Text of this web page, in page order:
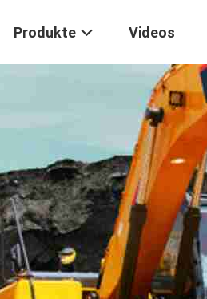
Produkte Videos